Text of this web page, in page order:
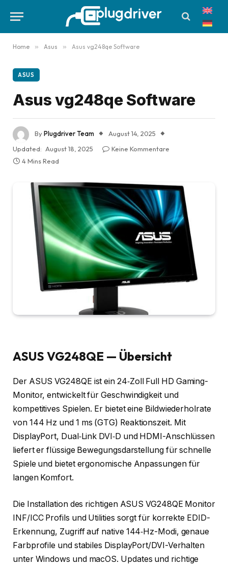
Home » Asus » Asus vg248qe Software
ASUS
Asus vg248qe Software
ByPlugdriver Team
August 14, 2025
Updated: August 18, 2025
Keine Kommentare
4 Mins Read
ASUS VG248QE — Übersicht
Der ASUS VG248QE ist ein 24‑Zoll Full HD Gaming-
Monitor, entwickelt für Geschwindigkeit und
kompetitives Spielen. Er bietet eine Bildwiederholrate
von 144 Hz und 1 ms (GTG) Reaktionszeit. Mit
DisplayPort, Dual‑Link DVI‑D und HDMI-Anschlüssen
liefert er flüssige Bewegungsdarstellung für schnelle
Spiele und bietet ergonomische Anpassungen für
langen Komfort.
Die Installation des richtigen ASUS VG248QE Monitor
INF/ICC Profils und Utilities sorgt für korrekte EDID-
Erkennung, Zugriff auf native 144‑Hz-Modi, genaue
Farbprofile und stabiles DisplayPort/DVI-Verhalten
unter Windows und macOS. Updates und richtige